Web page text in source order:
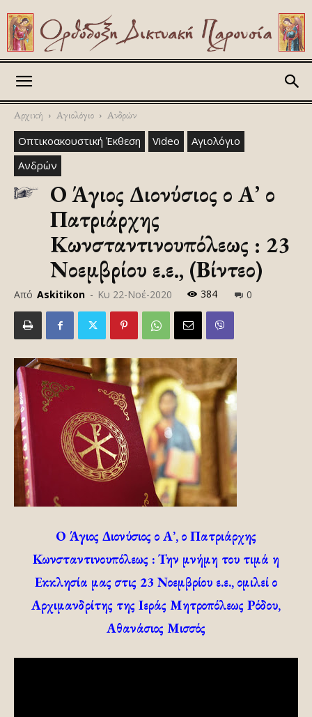
Αρχική Αγιολόγιο Ανδρών
Οπτικοακουστική Έκθεση Video
Αγιολόγιο
Ανδρών
Ο Άγιος Διονύσιος ο Α’ ο
Πατριάρχης
Κωνσταντινουπόλεως : 23
Νοεμβρίου ε.ε., (Βίντεο)
Από Askitikon - Κυ 22-Νοέ-2020 384 0
Ο Άγιος Διονύσιος ο Α’, ο Πατριάρχης
Κωνσταντινουπόλεως : Την μνήμη του τιμά η
Εκκλησία μας στις 23 Νοεμβρίου ε.ε., ομιλεί ο
Αρχιμανδρίτης της Ιεράς Μητροπόλεως Ρόδου,
Αθανάσιος Μισσός